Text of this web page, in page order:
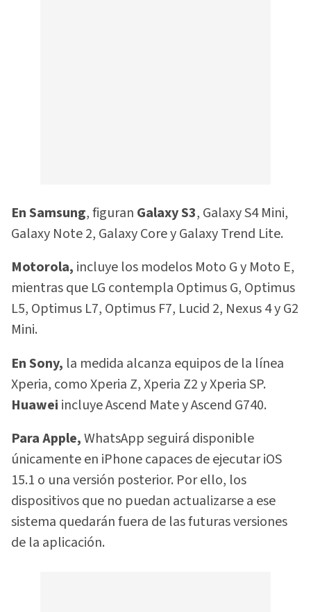
En Samsung, figuran Galaxy S3, Galaxy S4 Mini,
Galaxy Note 2, Galaxy Core y Galaxy Trend Lite.
Motorola, incluye los modelos Moto G y Moto E,
mientras que LG contempla Optimus G, Optimus
L5, Optimus L7, Optimus F7, Lucid 2, Nexus 4 y G2
Mini.
En Sony, la medida alcanza equipos de la línea
Xperia, como Xperia Z, Xperia Z2 y Xperia SP.
Huawei incluye Ascend Mate y Ascend G740.
Para Apple,WhatsApp seguirá disponible
únicamente en iPhone capaces de ejecutar iOS
15.1 o una versión posterior. Por ello, los
dispositivos que no puedan actualizarse a ese
sistema quedarán fuera de las futuras versiones
de la aplicación.